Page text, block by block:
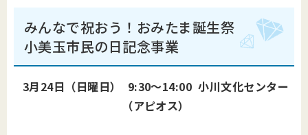
みんなで祝おう！おみたま誕生祭
小美玉市民の日記念事業
3月24日（日曜日） 9:30～14:00 小川文化センター
（アピオス）